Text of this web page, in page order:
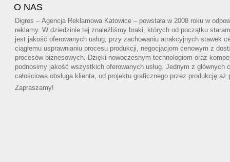
O NAS
Digres – Agencja Reklamowa Katowice – powstała w 2008 roku w
reklamy. W dziedzinie tej znaleźliśmy braki, których od początku
jest jakość oferowanych usług, przy zachowaniu atrakcyjnych stawek
ciągłemu usprawnianiu procesu produkcji, negocjacjom cenowym z
procesów biznesowych. Dzięki nowoczesnym technologiom oraz
podnosimy jakość wszystkich oferowanych usług. Jednym z głównych
całościowa obsługa klienta, od projektu graficznego przez produkcję aż
Zapraszamy!